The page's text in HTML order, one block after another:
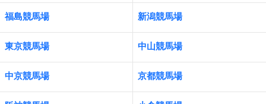
福島競馬場 新潟競馬場
東京競馬場 中山競馬場
中京競馬場 京都競馬場